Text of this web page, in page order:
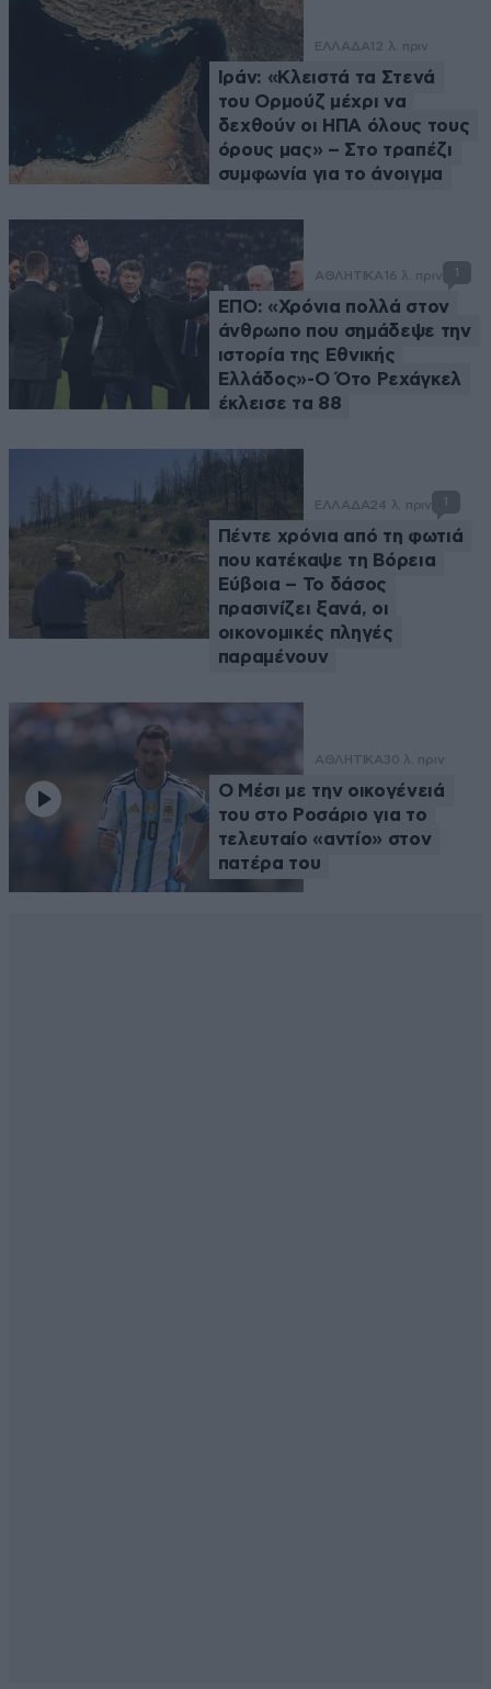
ΕΛΛΑΔΑ 12 λ. πριν
Ιράν: «Κλειστά τα Στενά
του Ορμούζ μέχρι να
δεχθούν οι ΗΠΑ όλους τους
όρους μας» – Στο τραπέζι
συμφωνία για το άνοιγμα
ΑΘΛΗΤΙΚΑ 16 λ. πριν
ΕΠΟ: «Χρόνια πολλά στον
άνθρωπο που σημάδεψε την
ιστορία της Εθνικής
Ελλάδος»-Ο Ότο Ρεχάγκελ
έκλεισε τα 88
ΕΛΛΑΔΑ24 λ. πριν
Πέντε χρόνια από τη φωτιά
που κατέκαψε τη Βόρεια
Εύβοια – Το δάσος
πρασινίζει ξανά, οι
οικονομικές πληγές
παραμένουν
ΑΘΛΗΤΙΚΑ30 λ. πριν
Ο Μέσι με την οικογένειά
του στο Ροσάριο για το
τελευταίο «αντίο» στον
πατέρα του